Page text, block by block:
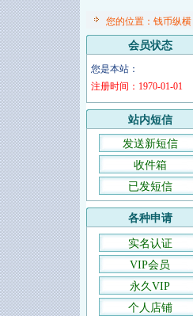
您的位置： 钱币纵横
会员状态
您是本站：
注册时间：1970-01-01
站内短信
发送新短信
收件箱
已发短信
各种申请
实名认证
VIP会员
永久VIP
个人店铺